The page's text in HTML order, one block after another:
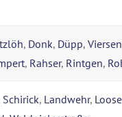
, Donk, Düpp,
, Rahser, Rintgen,
Schirick, Landwehr,